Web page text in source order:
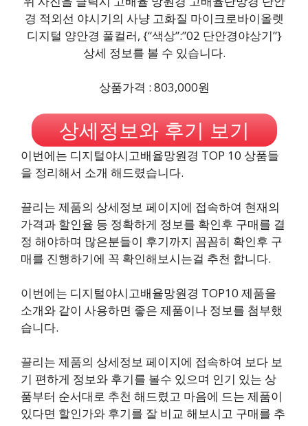
경 적외선 야시기의 사냥 고화질 마이크로바이올렛
디지털 양안경 풀컬러, {“색상”:”02 단안경야상기”}
상세 정보를 볼 수 있습니다.
상품가격 : 803,000원
상세정보와 후기 보기
이번에는 디지털야시고배율망원경 TOP 10 상품들
을 정리해서 소개 해드렸습니다.
끌리는 제품의 상세정보 페이지에 접속하여 현재의
가격과 할인율 등 정확하게 정보를 확인후 구매를 결
정 해야하며 많은분들이 후기까지 꼼꼼히 확인후 구
매를 진행하기에 꼭 확인해보시는걸 추천 합니다.
이번에는 디지털야시고배율망원경 TOP10 제품을
소개와 같이 사용하면 좋은 제품이나 정보를 첨부했
습니다.
끌리는 제품의 상세정보 페이지에 접속하여 보다 보
기 편하게 정보와 후기를 볼수 있으며 인기 있는 상
품부터 순서대로 추천 해드렸고 마음에 드는 제품이
있다면 할인가와 후기를 잘 비교 해보시고 구매를 추